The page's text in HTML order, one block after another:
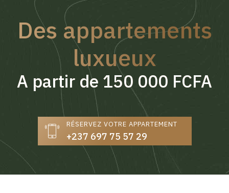
Des appartements
luxueux
A partir de 150 000 FCFA
RÉSERVEZ VOTRE APPARTEMENT
+237 697 75 57 29